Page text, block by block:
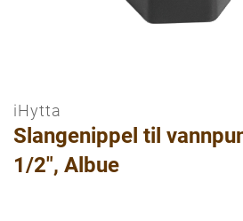
Gå
til
begynnelsen
av
iHytta
Slangenippel til
1/2", Albue